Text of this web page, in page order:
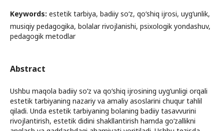
Keywords: estetik tarbiya, badiiy so‘z, qo‘shiq ijrosi, uyg‘unlik,
musiqiy pedagogika, bolalar rivojlanishi, psixologik yondashuv,
pedagogik metodlar
Abstract
Ushbu maqola badiiy so‘z va qo‘shiq ijrosining uyg‘unligi orqali
estetik tarbiyaning nazariy va amaliy asoslarini chuqur tahlil
qiladi. Unda estetik tarbiyaning bolaning badiiy tasavvurini
rivojlantirish, estetik didini shakllantirish hamda go‘zallikni